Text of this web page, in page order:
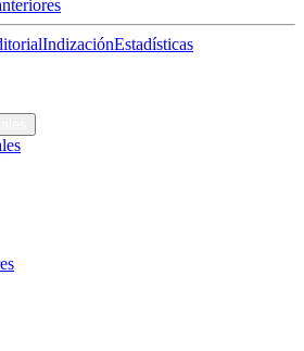
IndizaciónEstadísticas